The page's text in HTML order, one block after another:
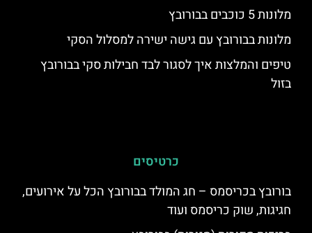
מלונות 5 כוכבים בבורובץ
מלונות בבורובץ עם גישה ישירה למסלול הסקי
טיפים והמלצות איך לסגור לבד חבילות סקי בבורובץ
בזול
כרטיסים
בורובץ בכריסמס – חג המולד בבורובץ הכל על אירועים,
חגיגות, שוק כריסמס ועוד